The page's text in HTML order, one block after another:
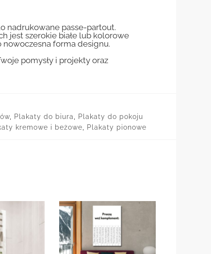
nadrukowane passe-partout.
jest szerokie białe lub kolorowe
forma designu.
pomysły i projekty oraz
, Plakaty do biura
Plakaty do pokoju
kremowe i beżowe Plakaty pionowe